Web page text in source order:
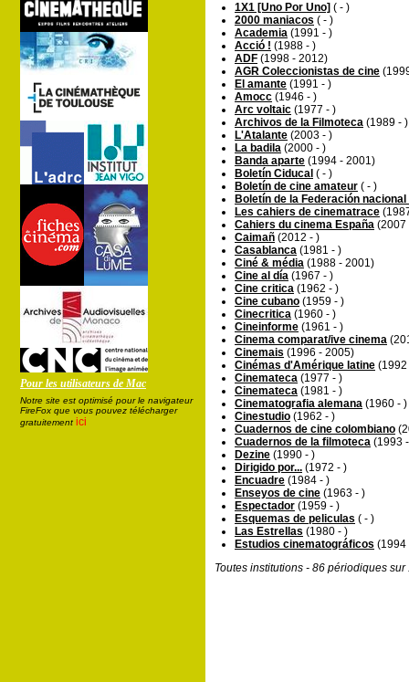
Pour les utilisateurs de Mac
Notre site est optimisé pour le navigateur
FireFox que vous pouvez télécharger
gratuitement ici
1X1 [Uno Por Uno] ( - )
2000 maniacos ( - )
Academia (1991 - )
Acció ! (1988 - )
ADF (1998 - 2012)
AGR Coleccionistas de cine
El amante (1991 - )
Amocc (1946 - )
Arc voltaic (1977 - )
Archivos de la Filmoteca (1989 - )
L'Atalante (2003 - )
La badila (2000 - )
Banda aparte (1994 - 2001)
Boletín Ciducal ( - )
Boletín de cine amateur ( - )
Boletín de la Federación
Les cahiers de cinematrace
Cahiers du cinema España (2007
Caimañ (2012 - )
Casablanca (1981 - )
Ciné & média (1988 - 2001)
Cine al día (1967 - )
Cine critica (1962 - )
Cine cubano (1959 - )
Cinecritica (1960 - )
Cineinforme (1961 - )
Cinema comparat/ive cinema
Cinemais (1996 - 2005)
Cinémas d'Amérique latine (1992
Cinemateca (1977 - )
Cinemateca (1981 - )
Cinematografia alemana (1960 - )
Cinestudio (1962 - )
Cuadernos de cine colombiano
Cuadernos de la filmoteca (1993
Dezine (1990 - )
Dirigido por... (1972 - )
Encuadre (1984 - )
Enseyos de cine (1963 - )
Espectador (1959 - )
Esquemas de peliculas ( - )
Las Estrellas (1980 - )
Estudios cinematográficos (1994
Toutes institutions - 86 périodiques sur